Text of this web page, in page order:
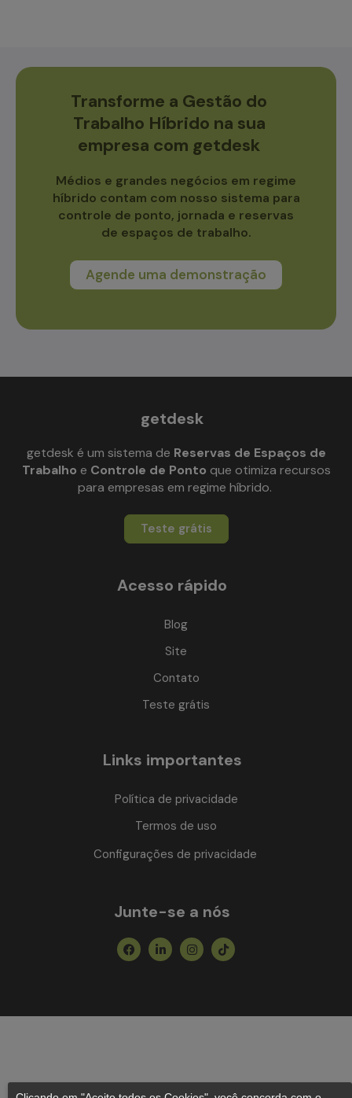
Transforme a Gestão do
Trabalho Híbrido na sua
empresa com getdesk
Médios e grandes negócios em regime
híbrido contam com nosso sistema para
controle de ponto, jornada e reservas
de espaços de trabalho.
Agende uma demonstração
getdesk
getdesk é um sistema de Reservas de Espaços de
Trabalho e Controle de Ponto que otimiza recursos
para empresas em regime híbrido.
Teste grátis
Acesso rápido
Blog
Site
Contato
Teste grátis
Links importantes
Política de privacidade
Termos de uso
Configurações de privacidade
Junte-se a nós
FacebookLinkedin-
in
Instagram
Tiktok